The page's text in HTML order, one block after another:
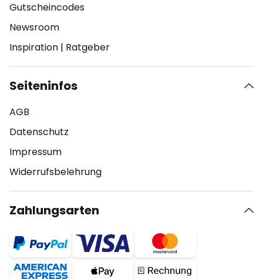
Gutscheincodes
Newsroom
Inspiration | Ratgeber
Seiteninfos
AGB
Datenschutz
Impressum
Widerrufsbelehrung
Zahlungsarten